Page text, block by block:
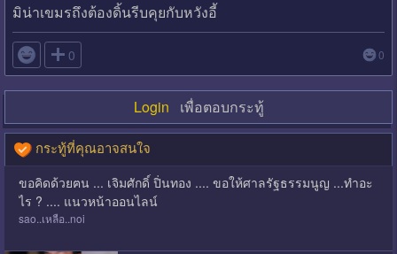
มิน่าเขมรถึงต้องดิ้นรีบคุยกับหวังอี้
 0 0
Login เพื่อตอบกระทู้
กระทู้ที่คุณอาจสนใจ
ขอคิดด้วยฅน ... เจิมศักดิ์ ปิ่นทอง .... ขอให้ศาลรัฐธรรมนูญ ...ทำอะ
ไร ? .... แนวหน้าออนไลน์
sao..เหลือ..noi